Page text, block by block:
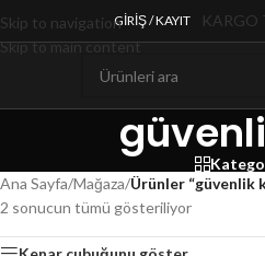
Skip to navigation
Skip to main content
GIRIŞ / KAYIT KARGO
Ana Sayfa/Mağaza/Ürünler “güvenlik
2 sonucun tümü gösteriliyor